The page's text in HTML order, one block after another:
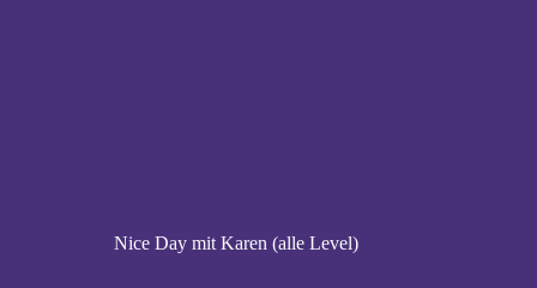
Nice Day mit Karen (alle Level)